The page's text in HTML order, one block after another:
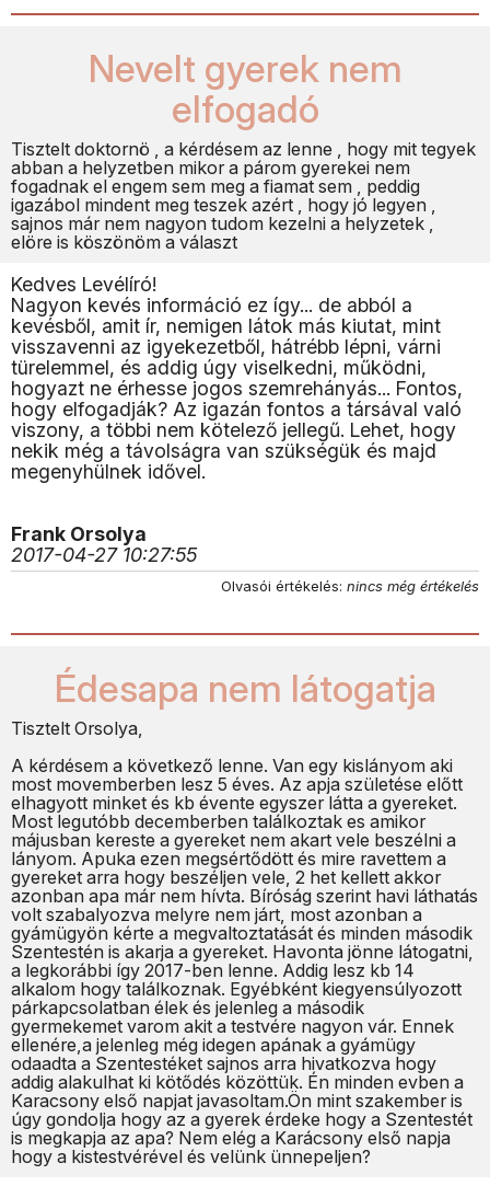
Nevelt gyerek nem
elfogadó
Tisztelt doktornö , a kérdésem az lenne , hogy mit tegyek
abban a helyzetben mikor a párom gyerekei nem
fogadnak el engem sem meg a fiamat sem , peddig
igazábol mindent meg teszek azért , hogy jó legyen ,
sajnos már nem nagyon tudom kezelni a helyzetek ,
elöre is köszönöm a választ
Kedves Levélíró!
Nagyon kevés információ ez így... de abból a
kevésből, amit ír, nemigen látok más kiutat, mint
visszavenni az igyekezetből, hátrébb lépni, várni
türelemmel, és addig úgy viselkedni, működni,
hogyazt ne érhesse jogos szemrehányás... Fontos,
hogy elfogadják? Az igazán fontos a társával való
viszony, a többi nem kötelező jellegű. Lehet, hogy
nekik még a távolságra van szükségük és majd
megenyhülnek idővel.
Frank Orsolya
2017-04-27 10:27:55
Olvasói értékelés: nincs még értékelés
Édesapa nem látogatja
Tisztelt Orsolya,
A kérdésem a következő lenne. Van egy kislányom aki
most movemberben lesz 5 éves. Az apja születése előtt
elhagyott minket és kb évente egyszer látta a gyereket.
Most legutóbb decemberben találkoztak es amikor
májusban kereste a gyereket nem akart vele beszélni a
lányom. Apuka ezen megsértődött és mire ravettem a
gyereket arra hogy beszéljen vele, 2 het kellett akkor
azonban apa már nem hívta. Bíróság szerint havi láthatás
volt szabalyozva melyre nem járt, most azonban a
gyámügyön kérte a megvaltoztatását és minden második
Szentestén is akarja a gyereket. Havonta jönne látogatni,
a legkorábbi így 2017-ben lenne. Addig lesz kb 14
alkalom hogy találkoznak. Egyébként kiegyensúlyozott
párkapcsolatban élek és jelenleg a második
gyermekemet varom akit a testvére nagyon vár. Ennek
ellenére,a jelenleg még idegen apának a gyámügy
odaadta a Szentestéket sajnos arra hivatkozva hogy
addig alakulhat ki kötődés közöttük. Én minden evben a
Karacsony első napjat javasoltam.Ön mint szakember is
úgy gondolja hogy az a gyerek érdeke hogy a Szentestét
is megkapja az apa? Nem elég a Karácsony első napja
hogy a kistestvérével és velünk ünnepeljen?